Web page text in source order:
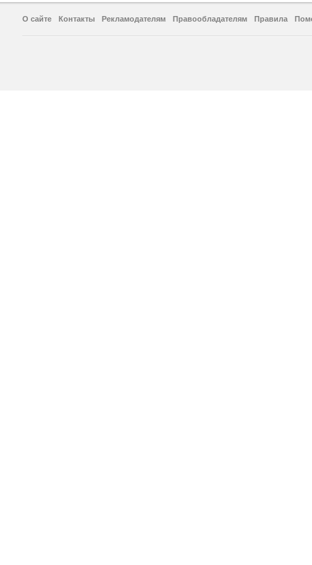
О сайте Контакты Рекламодателям Правообладателям Правила